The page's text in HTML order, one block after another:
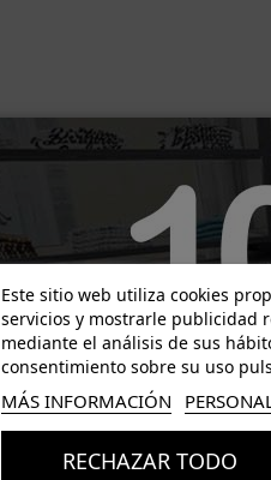
Nuevo
Este sitio web utiliza cookies
servicios y mostrarle publicidad
mediante el análisis de sus
consentimiento sobre su uso
MÁS INFORMACIÓN
RECHAZAR TODO